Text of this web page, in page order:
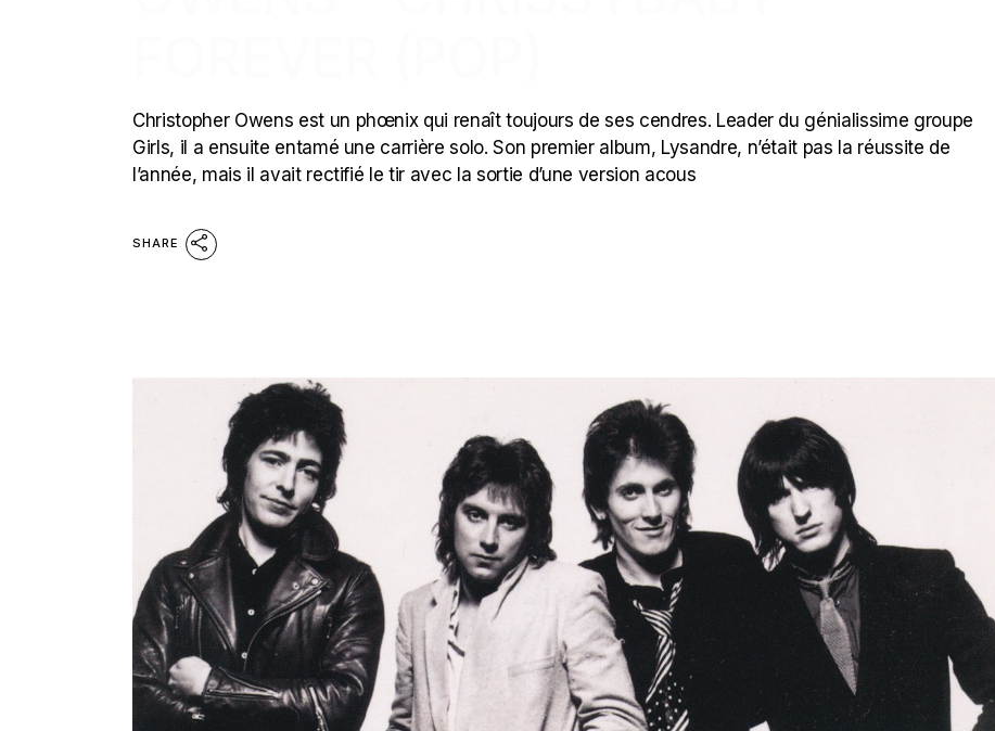
Christopher Owens est un phœnix qui renaît toujours de ses cendres. Leader du génialissime groupe
Girls, il a ensuite entamé une carrière solo. Son premier album, Lysandre, n’était pas la réussite de
l’année, mais il avait rectifié le tir avec la sortie d’une version acous
SHARE